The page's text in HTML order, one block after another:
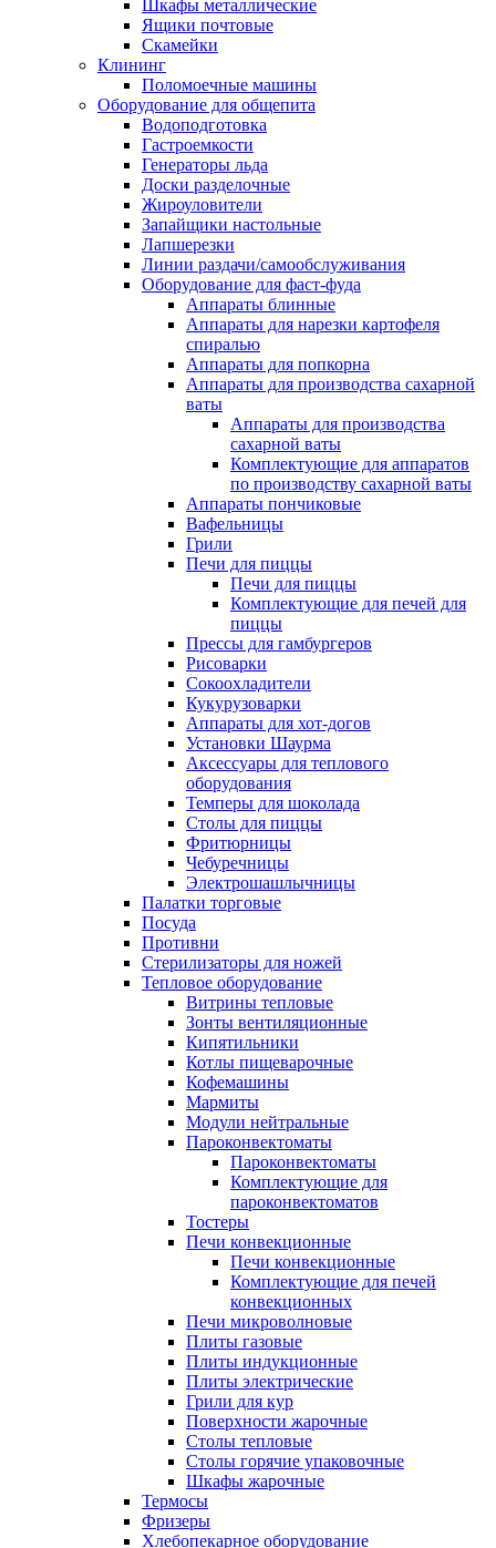
Шкафы металлические
Ящики почтовые
Скамейки
Клининг
Поломоечные машины
Оборудование для общепита
Водоподготовка
Гастроемкости
Генераторы льда
Доски разделочные
Жироуловители
Запайщики настольные
Лапшерезки
Линии раздачи/самообслуживания
Оборудование для фаст-фуда
Аппараты блинные
Аппараты для нарезки картофеля
спиралью
Аппараты для попкорна
Аппараты для производства сахарной
ваты
Аппараты для производства
сахарной ваты
Комплектующие для аппаратов
по производству сахарной ваты
Аппараты пончиковые
Вафельницы
Грили
Печи для пиццы
Печи для пиццы
Комплектующие для печей для
пиццы
Прессы для гамбургеров
Рисоварки
Сокоохладители
Кукурузоварки
Аппараты для хот-догов
Установки Шаурма
Аксессуары для теплового
оборудования
Темперы для шоколада
Столы для пиццы
Фритюрницы
Чебуречницы
Электрошашлычницы
Палатки торговые
Посуда
Противни
Стерилизаторы для ножей
Тепловое оборудование
Витрины тепловые
Зонты вентиляционные
Кипятильники
Котлы пищеварочные
Кофемашины
Мармиты
Модули нейтральные
Пароконвектоматы
Пароконвектоматы
Комплектующие для
пароконвектоматов
Тостеры
Печи конвекционные
Печи конвекционные
Комплектующие для печей
конвекционных
Печи микроволновые
Плиты газовые
Плиты индукционные
Плиты электрические
Грили для кур
Поверхности жарочные
Столы тепловые
Столы горячие упаковочные
Шкафы жарочные
Термосы
Фризеры
Хлебопекарное оборудование